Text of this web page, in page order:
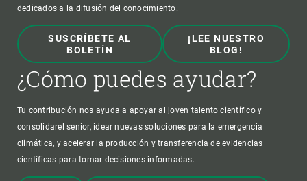
dedicados a la difusión del conocimiento.
SUSCRÍBETE AL
BOLETÍN
¡LEE NUESTRO
BLOG!
¿Cómo puedes ayudar?
Tu contribución nos ayuda a apoyar al joven talento científico y
consolidarel senior, idear nuevas soluciones para la emergencia
climática, y acelerar la producción y transferencia de evidencias
científicas para tomar decisiones informadas.